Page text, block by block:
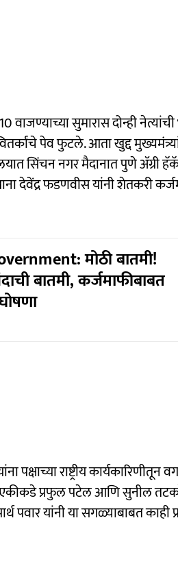
वाजण्याच्या सुमारास दोन्ही
पेव फुटले. आता खुद्द
सिंचन नगर मैदानात पुणे ॲग्री
देवेंद्र फडणवीस यांनी शेतकरी
मोठी बातमी!
बातमी, कर्जमाफीबाबत
राष्ट्रीय कार्यकारिणीतून
प्रफुल पटेल आणि सुनील
यांनी या सगळ्याबाबत काही